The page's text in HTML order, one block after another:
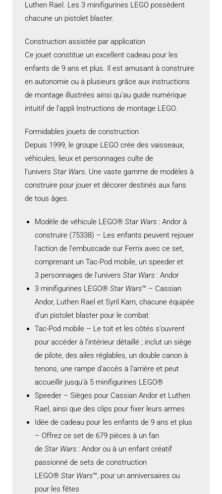
Luthen Rael. Les 3 minifigurines LEGO possèdent
chacune un pistolet blaster.
Construction assistée par application
Ce jouet constitue un excellent cadeau pour les
enfants de 9 ans et plus. Il est amusant à construire
en autonomie ou à plusieurs grâce aux instructions
de montage illustrées ainsi qu’au guide numérique
intuitif de l’appli Instructions de montage LEGO.
Formidables jouets de construction
Depuis 1999, le groupe LEGO crée des vaisseaux,
véhicules, lieux et personnages culte de
l’univers Star Wars. Une vaste gamme de modèles à
construire pour jouer et décorer destinés aux fans
de tous âges.
Modèle de véhicule LEGO® Star Wars : Andor à
construire (75338) – Les enfants peuvent rejouer
l’action de l’embuscade sur Ferrix avec ce set,
comprenant un Tac-Pod mobile, un speeder et
3 personnages de l’univers Star Wars : Andor
3 minifigurines LEGO® Star Wars™ – Cassian
Andor, Luthen Rael et Syril Karn, chacune équipée
d’un pistolet blaster pour le combat
Tac-Pod mobile – Le toit et les côtés s’ouvrent
pour accéder à l’intérieur détaillé ; inclut un siège
de pilote, des ailes réglables, un double canon à
tenons, une rampe d’accès à l’arrière et peut
accueillir jusqu’à 5 minifigurines LEGO®
Speeder – Sièges pour Cassian Andor et Luthen
Rael, ainsi que des clips pour fixer leurs armes
Idée de cadeau pour les enfants de 9 ans et plus
– Offrez ce set de 679 pièces à un fan
de Star Wars : Andor ou à un enfant créatif
passionné de sets de construction
LEGO® Star Wars™, pour un anniversaires ou
pour les fêtes